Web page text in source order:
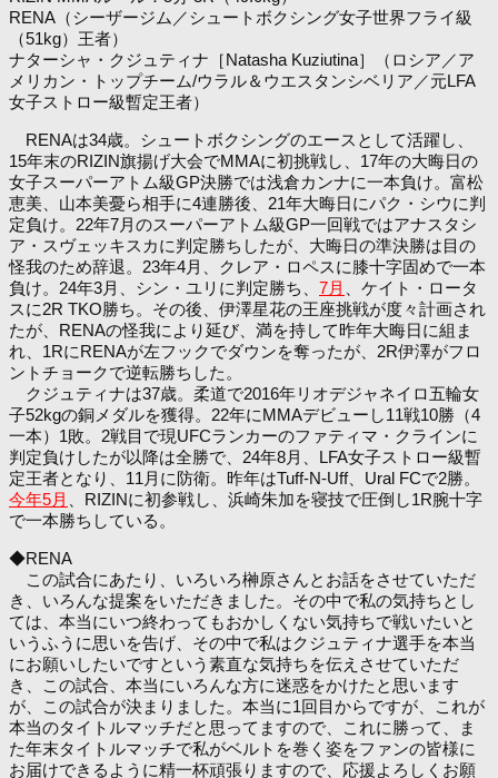
RENA（シーザージム／シュートボクシング女子世界フライ級
（51kg）王者）
ナターシャ・クジュティナ［Natasha Kuziutina］（ロシア／ア
メリカン・トップチーム/ウラル＆ウエスタンシベリア／元LFA
女子ストロー級暫定王者）
RENAは34歳。シュートボクシングのエースとして活躍し、
15年末のRIZIN旗揚げ大会でMMAに初挑戦し、17年の大晦日の
女子スーパーアトム級GP決勝では浅倉カンナに一本負け。富松
恵美、山本美憂ら相手に4連勝後、21年大晦日にパク・シウに判
定負け。22年7月のスーパーアトム級GP一回戦ではアナスタシ
ア・スヴェッキスカに判定勝ちしたが、大晦日の準決勝は目の
怪我のため辞退。23年4月、クレア・ロペスに膝十字固めで一本
負け。24年3月、シン・ユリに判定勝ち、 7月
、ケイト・ロータ
スに2R TKO勝ち。その後、伊澤星花の王座挑戦が度々計画され
たが、RENAの怪我により延び、満を持して昨年大晦日に組ま
れ、1RにRENAが左フックでダウンを奪ったが、2R伊澤がフロ
ントチョークで逆転勝ちした。
クジュティナは37歳。柔道で2016年リオデジャネイロ五輪女
子52kgの銅メダルを獲得。22年にMMAデビューし11戦10勝（4
一本）1敗。2戦目で現UFCランカーのファティマ・クラインに
判定負けしたが以降は全勝で、24年8月、LFA女子ストロー級暫
定王者となり、11月に防衛。昨年はTuff-N-Uff、Ural FCで2勝。
今年5月
、RIZINに初参戦し、浜崎朱加を寝技で圧倒し1R腕十字
で一本勝ちしている。
◆RENA
この試合にあたり、いろいろ榊原さんとお話をさせていただ
き、いろんな提案をいただきました。その中で私の気持ちとし
ては、本当にいつ終わってもおかしくない気持ちで戦いたいと
いうふうに思いを告げ、その中で私はクジュティナ選手を本当
にお願いしたいですという素直な気持ちを伝えさせていただ
き、この試合、本当にいろんな方に迷惑をかけたと思います
が、この試合が決まりました。本当に1回目からですが、これが
本当のタイトルマッチだと思ってますので、これに勝って、ま
た年末タイトルマッチで私がベルトを巻く姿をファンの皆様に
お届けできるように精一杯頑張りますので、応援よろしくお願